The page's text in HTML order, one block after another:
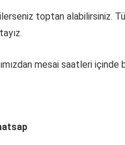
toptan alabilirsiniz.
mesai saatleri içinde